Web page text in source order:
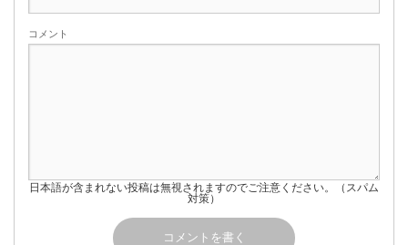
コメント
日本語が含まれない投稿は無視されますのでご注意ください。（スパム
対策）